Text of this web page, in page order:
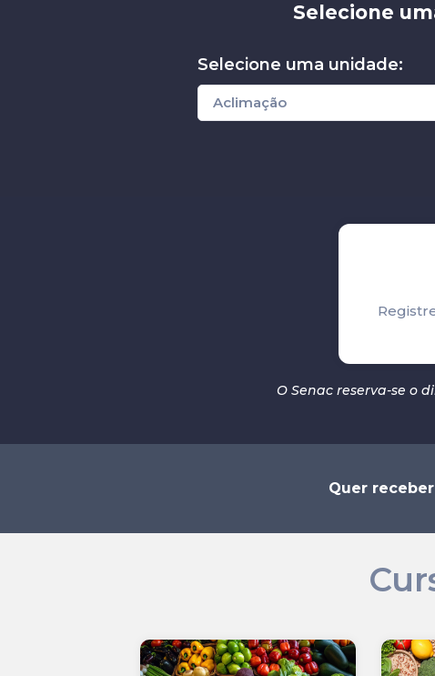
Selecione
Selecione uma unidade:
O Senac reserva-se o
Quer